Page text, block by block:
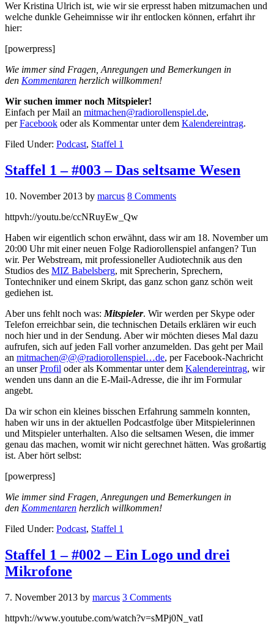
Wer Kristina Ulrich ist, wie wir sie erpresst haben mitzumachen und
welche dunkle Geheimnisse wir ihr entlocken können, erfahrt ihr
hier:
[powerpress]
Wie immer sind Fragen, Anregungen und Bemerkungen in
den Kommentaren herzlich willkommen!
Wir suchen immer noch Mitspieler!
Einfach per Mail an mitmachen@radiorollenspiel.de,
perFacebook oder als Kommentar unter dem Kalendereintrag.
Filed Under: Podcast, Staffel 1
Staffel 1 – #003 – Das seltsame Wesen
10. November 2013 by marcus 8 Comments
httpvh://youtu.be/ccNRuyEw_Qw
Haben wir eigentlich schon erwähnt, dass wir am 18. November um
20:00 Uhr mit einer neuen Folge Radiorollenspiel anfangen? Tun
wir. Per Webstream, mit professioneller Audiotechnik aus den
Studios des MIZ Babelsberg, mit Sprecherin, Sprechern,
Tontechniker und einem Skript, das ganz schon ganz schön weit
gediehen ist.
Aber uns fehlt noch was: Mitspieler. Wir werden per Skype oder
Telefon erreichbar sein, die technischen Details erklären wir euch
noch hier und in der Sendung. Aber wir möchten dieses Mal dazu
aufrufen, sich auf jeden Fall vorher anzumelden. Das geht per Mail
an mitmachen@@@radiorollenspiel…de, per Facebook-Nachricht
an unserProfil oder als Kommentar unter dem Kalendereintrag, wir
wenden uns dann an die E-Mail-Adresse, die ihr im Formular
angebt.
Da wir schon ein kleines bisschen Erfahrung sammeln konnten,
haben wir uns in der aktuellen Podcastfolge über Mitspielerinnen
und Mitspieler unterhalten. Also die seltsamen Wesen, die immer
genau das machen, womit wir nicht gerechnet hätten. Was großartig
ist. Aber hört selbst:
[powerpress]
Wie immer sind Fragen, Anregungen und Bemerkungen in
den Kommentaren herzlich willkommen!
Filed Under: Podcast, Staffel 1
Staffel 1 – #002 – Ein Logo und drei
Mikrofone
7. November 2013 by marcus 3 Comments
httpvh://www.youtube.com/watch?v=sMPj0N_vatI